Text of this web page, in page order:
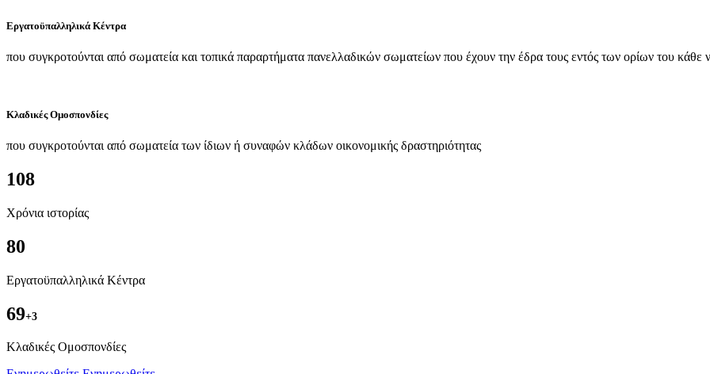
Εργατοϋπαλληλικά Κέντρα
που συγκροτούνται από σωματεία και τοπικά παραρτήματα πανελλαδικών σωματείων που έχουν την έδρα τους εντός των ορίων του κάθε
Κλαδικές Ομοσπονδίες
που συγκροτούνται από σωματεία των ίδιων ή συναφών κλάδων οικονομικής δραστηριότητας
108
Χρόνια ιστορίας
80
Εργατοϋπαλληλικά Κέντρα
69+3
Kλαδικές Ομοσπονδίες